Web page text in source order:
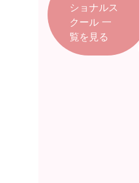
ショナルス
クール 一
覧を見る